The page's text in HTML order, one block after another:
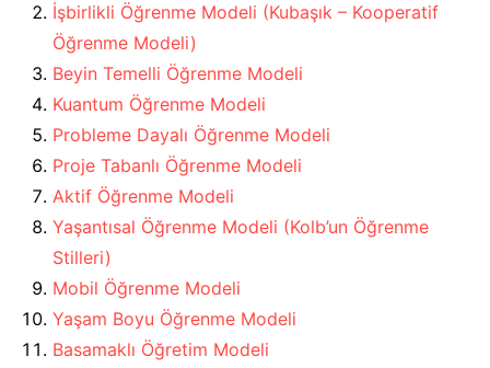
İşbirlikli Öğrenme Modeli (Kubaşık – Kooperatif
Öğrenme Modeli)
Beyin Temelli Öğrenme Modeli
Kuantum Öğrenme Modeli
Probleme Dayalı Öğrenme Modeli
Proje Tabanlı Öğrenme Modeli
Aktif Öğrenme Modeli
Yaşantısal Öğrenme Modeli (Kolb’un Öğrenme
Stilleri)
Mobil Öğrenme Modeli
Yaşam Boyu Öğrenme Modeli
Basamaklı Öğretim Modeli